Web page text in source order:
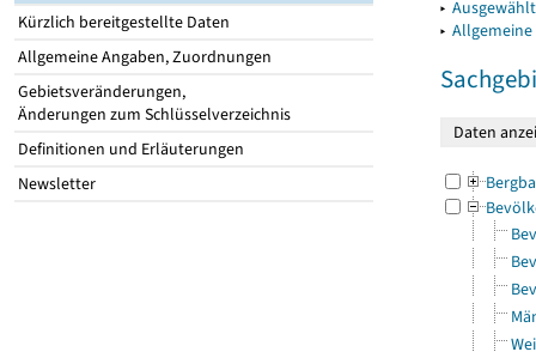
Kürzlich bereitgestellte Daten
Allgemeine Angaben, Zuordnungen
Gebietsveränderungen,
Änderungen zum Schlüsselverzeichnis
Definitionen und Erläuterungen
Newsletter
▸
▸